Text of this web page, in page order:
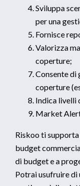
Sviluppa
per una
Fornisce
Valorizza
coperture;
Consente di
coperture
Indica livelli
Market
Riskoo ti
budget
di budget e a
Potrai usufruire di